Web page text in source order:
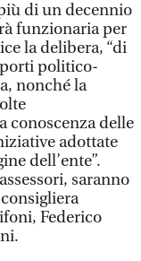
di un decennio
funzionaria per
la delibera, “di
politico-
nonché la
conoscenza delle
adottate
dell’ente”.
saranno
Federico